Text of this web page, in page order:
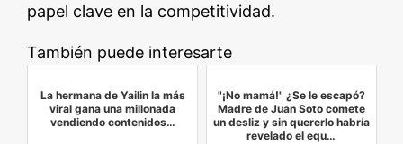
papel clave en la competitividad.
También puede interesarte
La hermana de Yailin la más
viral gana una millonada
vendiendo contenidos…
"¡No mamá!" ¿Se le escapó?
Madre de Juan Soto comete
un desliz y sin quererlo habría
revelado el equ…